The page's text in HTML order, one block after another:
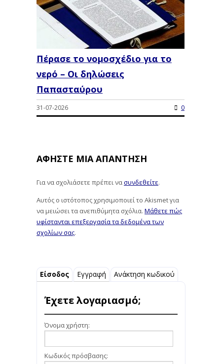
Πέρασε το νομοσχέδιο για το
νερό – Οι δηλώσεις
Παπασταύρου
31-07-2026 0
ΑΦΉΣΤΕ ΜΙΑ ΑΠΆΝΤΗΣΗ
Για να σχολιάσετε πρέπει νασυνδεθείτε.
Αυτός ο ιστότοπος χρησιμοποιεί το Akismet για
να μειώσει τα ανεπιθύμητα σχόλια. Μάθετε πώς
υφίστανται επεξεργασία τα δεδομένα των
σχολίων σας.
Είσοδος Εγγραφή Ανάκτηση κωδικού
Έχετε λογαριασμό;
Όνομα χρήστη:
Κωδικός πρόσβασης: